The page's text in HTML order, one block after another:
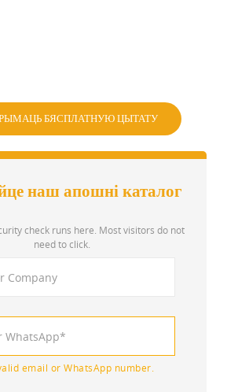
БЯСПЛАТНУЮ ЦЫТАТУ
наш апошні каталог
check runs here. Most visitors do not
need to click.
email or WhatsApp number.